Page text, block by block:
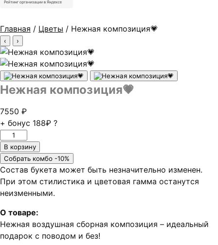
Главная / Цветы / Нежная композиция💗
‹ ›
Нежная композиция💗
7550 ₽
+ бонус 188₽ ?
Количество
товара
Нежная
композиция
💗
В корзину
Собрать комбо -10%
Состав букета может быть незначительно изменен.
При этом стилистика и цветовая гамма останутся
неизменными.
О товаре:
Нежная воздушная сборная композиция – идеальный
подарок с поводом и без!